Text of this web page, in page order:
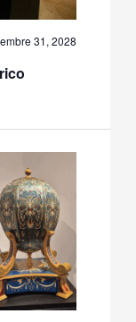
31, 2028